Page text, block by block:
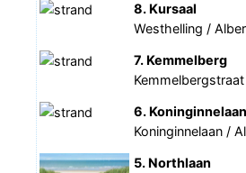
8. Kursaal
Westhelling /
7. Kemmelberg
6. Koninginnelaan
Koninginnelaan /
5. Northlaan